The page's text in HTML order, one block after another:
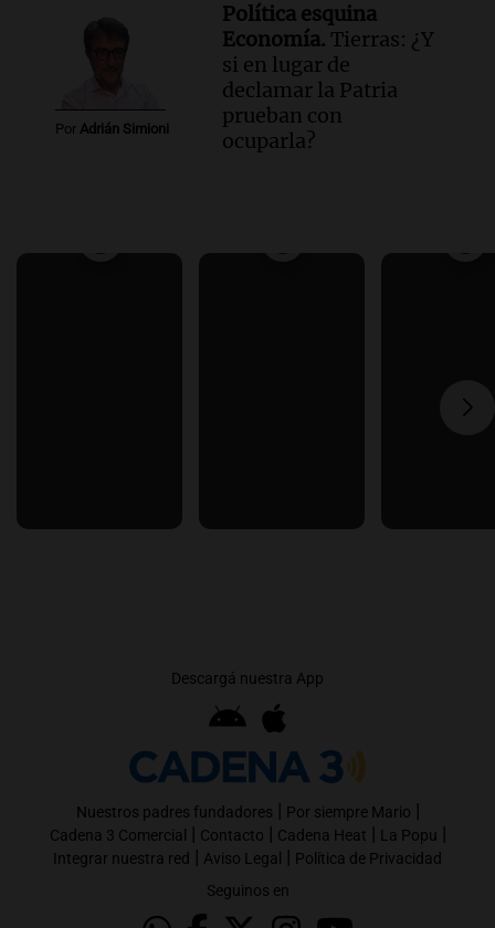
Por Adrián Simioni
Política esquina
Economía. Tierras: ¿Y
si en lugar de
declamar la Patria
prueban con
ocuparla?
Descargá nuestra App
Nuestros padres fundadores | Por siempre Mario |
Cadena 3 Comercial | Contacto | Cadena Heat | La Popu |
Integrar nuestra red | Aviso Legal | Política de Privacidad
Seguinos en